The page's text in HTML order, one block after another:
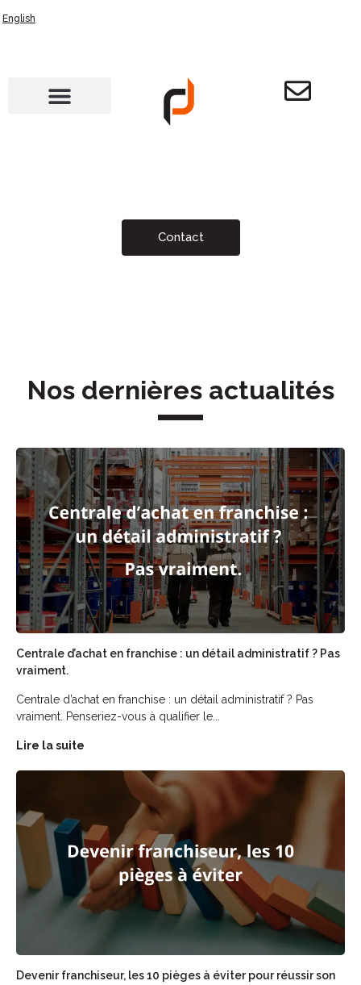
English
Contact
Nos dernières actualités
Centrale d’achat en franchise : un détail administratif ? Pas
vraiment.
Centrale d’achat en franchise : un détail administratif ? Pas
vraiment. Penseriez-vous à qualifier le...
Lire la suite
Devenir franchiseur, les 10 pièges à éviter pour réussir son